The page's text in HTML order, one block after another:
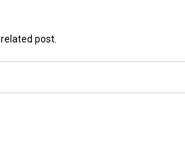
post.